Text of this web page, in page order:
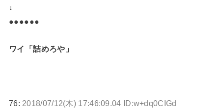
↓
●●●●●●
ワイ「詰めろや」
76: 2018/07/12(木) 17:46:09.04 ID:w+dq0CIGd